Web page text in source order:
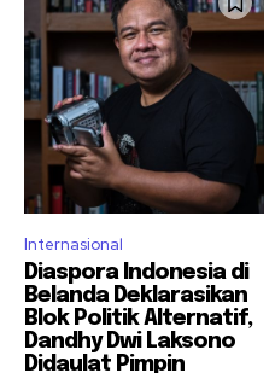
Internasional
Diaspora Indonesia di
Belanda Deklarasikan
Blok Politik Alternatif,
Dandhy Dwi Laksono
Didaulat Pimpin